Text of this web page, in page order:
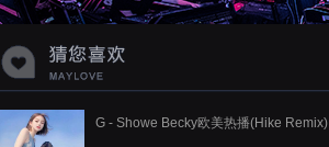
G - Showe Becky欧美热播(Hike Remix)